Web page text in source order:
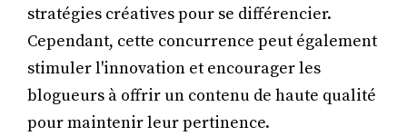
stratégies créatives pour se différencier.
Cependant, cette concurrence peut également
stimuler l'innovation et encourager les
blogueurs à offrir un contenu de haute qualité
pour maintenir leur pertinence.